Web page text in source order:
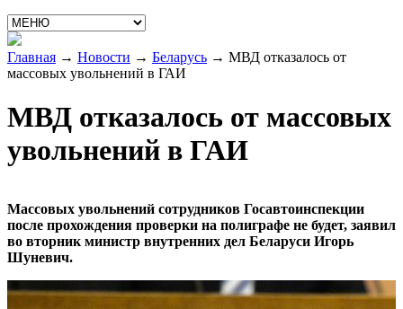
Главная → Новости → Беларусь → МВД отказалось от
массовых увольнений в ГАИ
МВД отказалось от массовых
увольнений в ГАИ
Массовых увольнений сотрудников Госавтоинспекции
после прохождения проверки на полиграфе не будет, заявил
во вторник министр внутренних дел Беларуси Игорь
Шуневич.